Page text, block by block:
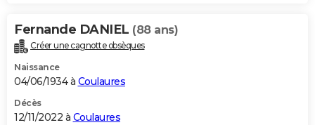
Fernande DANIEL (88 ans)
Créer une cagnotte obsèques
Naissance
04/06/1934 à Coulaures
Décès
12/11/2022 à Coulaures